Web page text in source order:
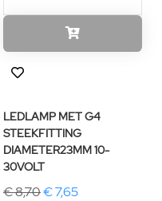
LEDLAMP MET G4
STEEKFITTING
DIAMETER23MM 10-
30VOLT
€ 8,70€ 7,65